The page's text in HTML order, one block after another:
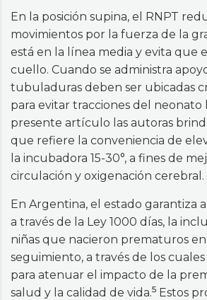
En la posición supina, el RNPT
movimientos por la fuerza de la
está en la línea media y evita que
cuello. Cuando se administra
tubuladuras deben ser ubicadas
para evitar tracciones del neonato
presente artículo las autoras
que refiere la conveniencia de
la incubadora 15-30°, a fines de
circulación y oxigenación cerebral.
En Argentina, el estado garantiza
a través de la Ley 1000 días, la
niñas que nacieron prematuros
seguimiento, a través de los
para atenuar el impacto de la
salud y la calidad de vida.5 Estos